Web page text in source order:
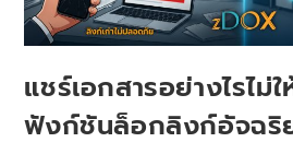
แชร์เอกสารอย่างไรไม่
ฟังก์ชันล็อกลิงก์อัจฉริ